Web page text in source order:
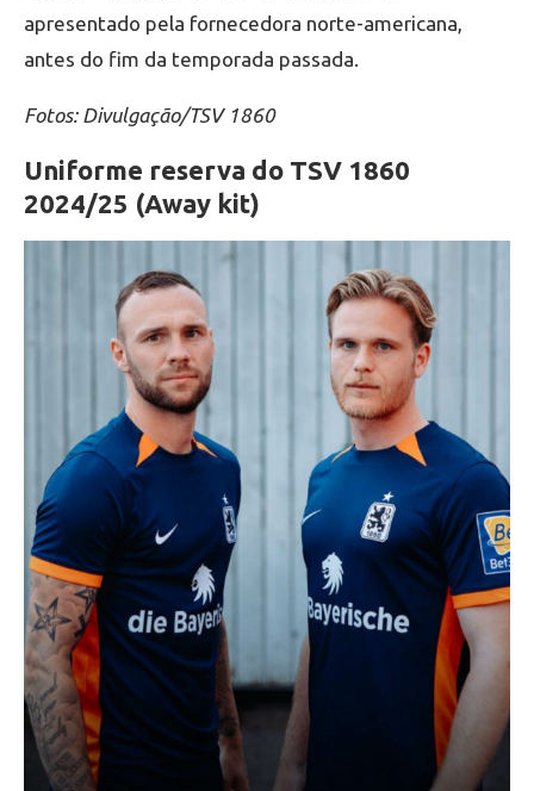
apresentado pela fornecedora norte-americana,
antes do fim da temporada passada.
Fotos: Divulgação/TSV 1860
Uniforme reserva do TSV 1860
2024/25 (Away kit)